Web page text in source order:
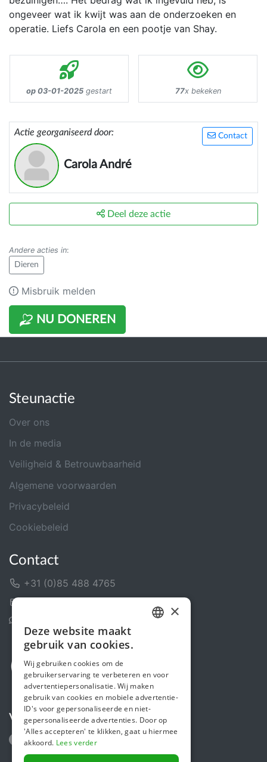
ongeveer wat ik kwijt was aan de onderzoeken en
operatie. Liefs Carola en een pootje van Shay.
op 03-01-2025 gestart 77x bekeken
Contact
Actie georganiseerd door:
Carola André
NU DONEREN
Deel deze actie
Andere acties in:
Dieren
Misbruik melden
Steunactie
Over ons
In de media
Veiligheid & Betrouwbaarheid
Algemene voorwaarden
Privacybeleid
Cookiebeleid
Contact
+31 (0)85 488 4765
Volg ons
ENGLISH
×
Deze website maakt
gebruik van cookies.
Wij gebruiken cookies om de
gebruikerservaring te verbeteren en voor
advertentiepersonalisatie. Wij maken
gebruik van cookies en mobiele advertentie-
ID's voor gepersonaliseerde en niet-
gepersonaliseerde advertenties. Door op
'Alles accepteren' te klikken, gaat u hiermee
akkoord. Lees verder